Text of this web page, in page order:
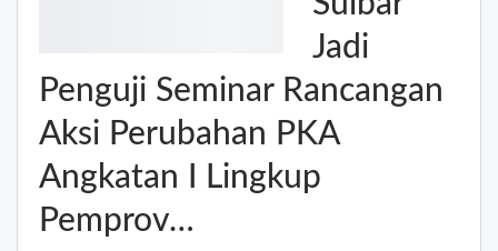
Jadi
Penguji Seminar Rancangan
Aksi Perubahan PKA
Angkatan I Lingkup
Pemprov…